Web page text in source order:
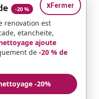
xFermer
-20 %
renovation est
etancheite,
ajoute
de -20 % de
-20%